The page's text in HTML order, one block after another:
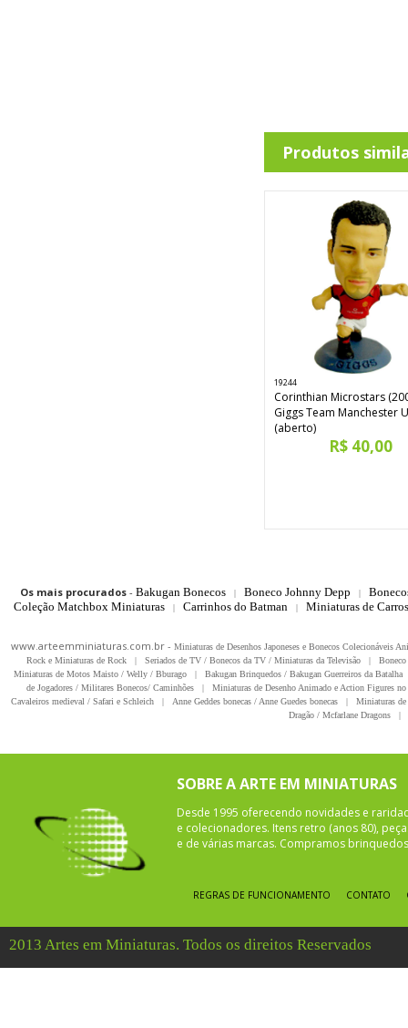
Produtos
19244
Corinthian Microstars
Giggs Team Manchester
(aberto)
R$ 40,00
Os mais procurados- Bakugan Bonecos | Boneco Johnny Depp |
Coleção Matchbox Miniaturas
| Carrinhos do Batman | Miniaturas de
www.arteemminiaturas.com.br - Miniaturas de Desenhos Japoneses e Bonecos Colecionáveis
Rock e Miniaturas de Rock
| Seriados de TV / Bonecos da TV / Miniaturas da Televisão |
Miniaturas de Motos Maisto / Welly / Bburago
| Bakugan Brinquedos / Bakugan Guerreiros da Batalha
de Jogadores / Militares Bonecos/ Caminhões
|
Miniaturas de Desenho Animado e Action Figures
Cavaleiros medieval / Safari e Schleich
| Anne Geddes bonecas / Anne Guedes bonecas |
Miniaturas
Dragão / Mcfarlane Dragons
|
SOBRE A ARTE EM MINIATURAS
Desde 1995 oferecendo novidades e
e colecionadores. Itens retro (anos 80),
e de várias marcas. Compramos
REGRAS DE FUNCIONAMENTO CONTATO
2013 Artes em Miniaturas. Todos os direitos Reservados